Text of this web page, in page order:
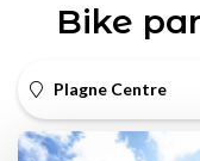
Bike
Plagne Centre